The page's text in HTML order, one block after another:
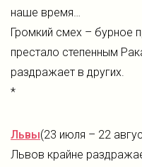
наше время…
Громкий смех – бурное
престало степенным
раздражает в других.
*
Львы(23 июля – 22
Львов крайне